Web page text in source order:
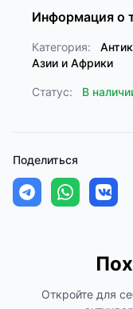
Информация о
Категория:
Азии и Африки
Статус: В
Поделиться
Откройте для